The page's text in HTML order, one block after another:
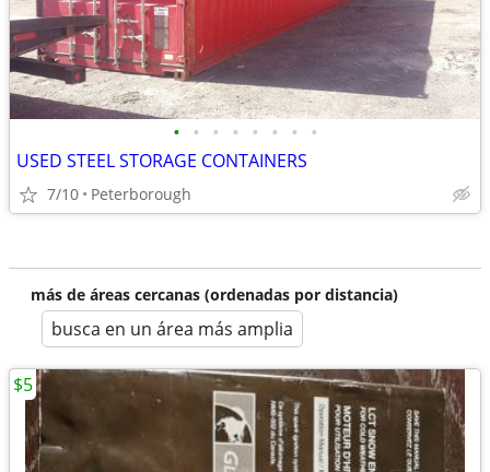
• • • • • • • •
USED STEEL STORAGE CONTAINERS
7/10 Peterborough
más de áreas cercanas (ordenadas por distancia)
busca en un área más amplia
$5